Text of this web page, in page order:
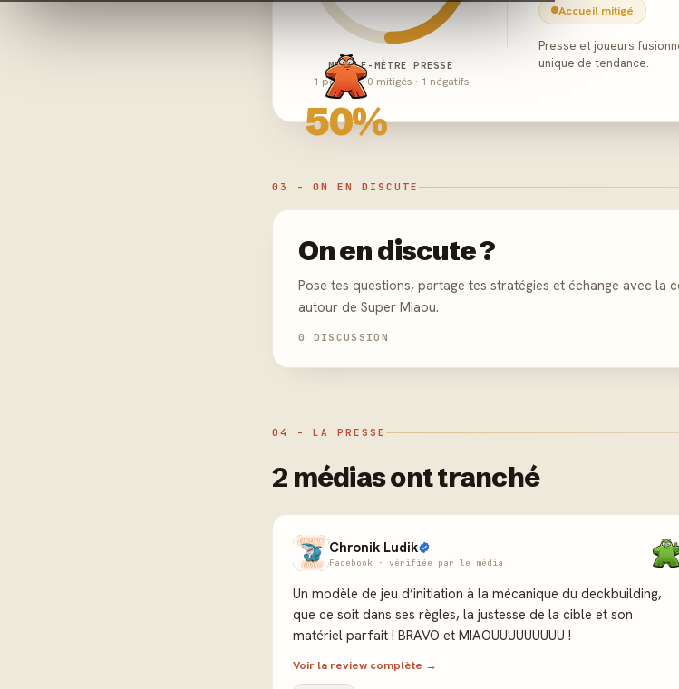
50%
MEEPLE-MÈTRE PRESSE
1 positifs · 0 mitigés · 1 négatifs
Accueil mitigé
Presse et joueurs
unique de tendance.
03 - ON EN DISCUTE
On en discute ?
Pose tes questions, partage tes stratégies et échange avec la
autour de Super Miaou.
0 DISCUSSION
04 - LA PRESSE
2 médias ont tranché
Chronik Ludik
Facebook · vérifiée par le média
Un modèle de jeu d’initiation à la mécanique du deckbuilding,
que ce soit dans ses règles, la justesse de la cible et son
matériel parfait ! BRAVO et MIAOUUUUUUUUU !
Voir la review complète →